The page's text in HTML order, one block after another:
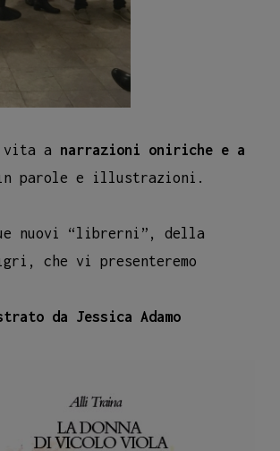
vita a narrazioni oniriche e a
parole e illustrazioni.
nuovi “librerni”, della
che vi presenteremo
da Jessica Adamo